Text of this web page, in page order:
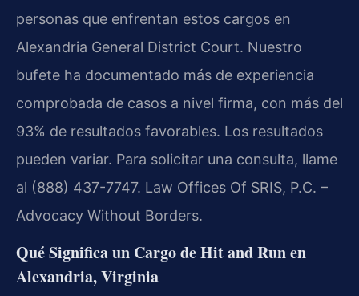
personas que enfrentan estos cargos en
Alexandria General District Court. Nuestro
bufete ha documentado más de experiencia
comprobada de casos a nivel firma, con más del
93% de resultados favorables. Los resultados
pueden variar. Para solicitar una consulta, llame
al (888) 437-7747. Law Offices Of SRIS, P.C. –
Advocacy Without Borders.
Qué Significa un Cargo de Hit and Run en
Alexandria, Virginia